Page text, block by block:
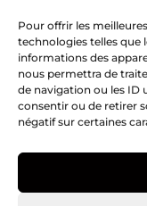
Pour offrir les
technologies telles que
informations des
nous permettra de
de navigation ou les ID
consentir ou de retirer
négatif sur certaines
Mentions légales​
Infos pratiques
Creatike